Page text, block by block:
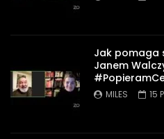
Jak pomaga
Janem
MILES 15